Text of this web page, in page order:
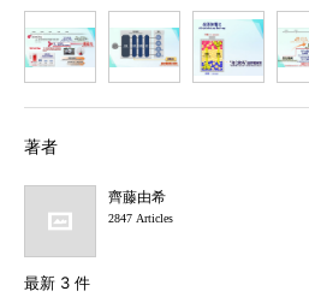
著者
齊藤由希
2847 Articles
最新 3 件